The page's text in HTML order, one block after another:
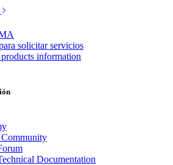
solicitar servicios
information
Documentation